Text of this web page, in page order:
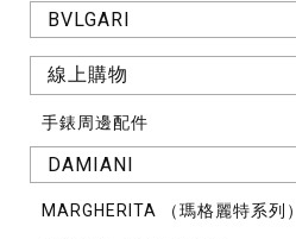
BVLGARI
線上購物
手錶周邊配件
DAMIANI
MARGHERITA （瑪格麗特系列）